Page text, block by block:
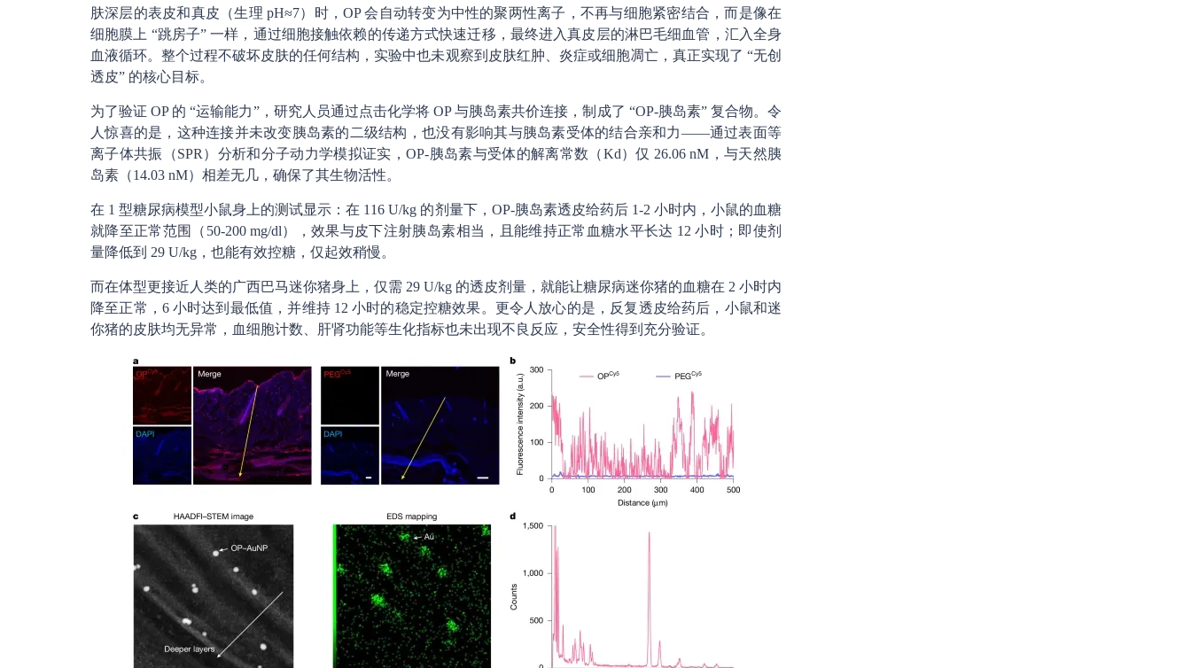
肤深层的表皮和真皮（生理 pH≈7）时，OP 会自动转变为中性的聚两性离子，不再与细胞紧密结合，而是像在
细胞膜上 “跳房子” 一样，通过细胞接触依赖的传递方式快速迁移，最终进入真皮层的淋巴毛细血管，汇入全身
血液循环。整个过程不破坏皮肤的任何结构，实验中也未观察到皮肤红肿、炎症或细胞凋亡，真正实现了 “无创
透皮” 的核心目标。
为了验证 OP 的 “运输能力”，研究人员通过点击化学将 OP 与胰岛素共价连接，制成了 “OP-胰岛素” 复合物。令
人惊喜的是，这种连接并未改变胰岛素的二级结构，也没有影响其与胰岛素受体的结合亲和力——通过表面等
离子体共振（SPR）分析和分子动力学模拟证实，OP-胰岛素与受体的解离常数（Kd）仅 26.06 nM，与天然胰
岛素（14.03 nM）相差无几，确保了其生物活性。
在 1 型糖尿病模型小鼠身上的测试显示：在 116 U/kg 的剂量下，OP-胰岛素透皮给药后 1-2 小时内，小鼠的血糖
就降至正常范围（50-200 mg/dl），效果与皮下注射胰岛素相当，且能维持正常血糖水平长达 12 小时；即使剂
量降低到 29 U/kg，也能有效控糖，仅起效稍慢。
而在体型更接近人类的广西巴马迷你猪身上，仅需 29 U/kg 的透皮剂量，就能让糖尿病迷你猪的血糖在 2 小时内
降至正常，6 小时达到最低值，并维持 12 小时的稳定控糖效果。更令人放心的是，反复透皮给药后，小鼠和迷
你猪的皮肤均无异常，血细胞计数、肝肾功能等生化指标也未出现不良反应，安全性得到充分验证。